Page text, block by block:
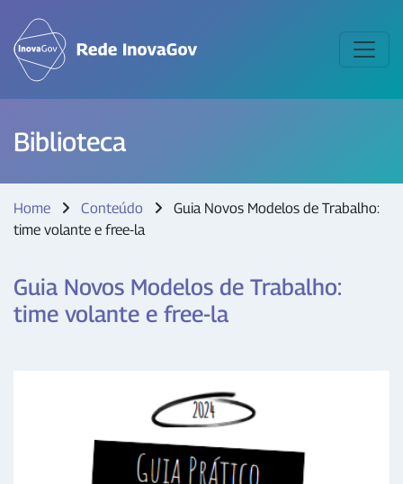
Biblioteca
Home Conteúdo
Guia Novos Modelos de Trabalho:
time volante e free-la
Guia Novos Modelos de Trabalho:
time volante e free-la